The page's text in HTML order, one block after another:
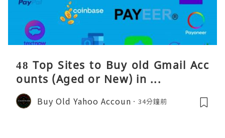
48 Top Sites to Buy old Gmail Acc
ounts (Aged or New) in ...
Buy Old Yahoo Accoun 34分鐘前